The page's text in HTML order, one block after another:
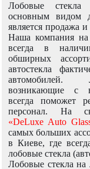
Лобовые
основным видом
является продажа и
Наша компания на
всегда в
обширных
автостекла
возникающие с
всегда поможет
персонал. На
«DeLuxe Auto
самых больших
в Киеве, где
лобовые стекла
Лобовые стекла на